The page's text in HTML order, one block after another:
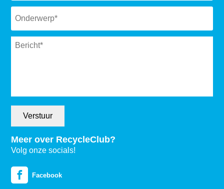
Subject *
Message *
Verstuur
Meer over RecycleClub?
Volg onze socials!
Facebook